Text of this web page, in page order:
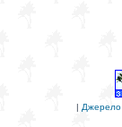
| Джерело